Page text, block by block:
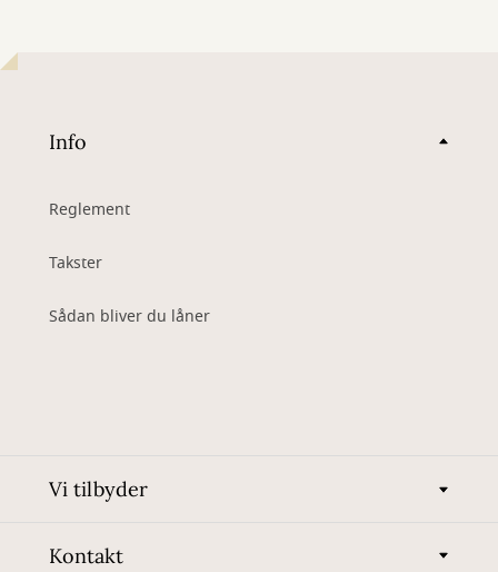
Info
Reglement
Takster
Sådan bliver du låner
Vi tilbyder
Kontakt